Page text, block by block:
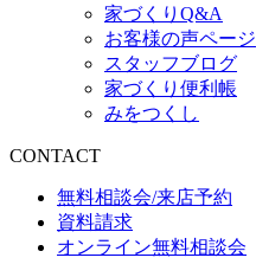
家づくりQ&A
お客様の声ページ
スタッフブログ
家づくり便利帳
みをつくし
CONTACT
無料相談会/来店予約
資料請求
オンライン無料相談会